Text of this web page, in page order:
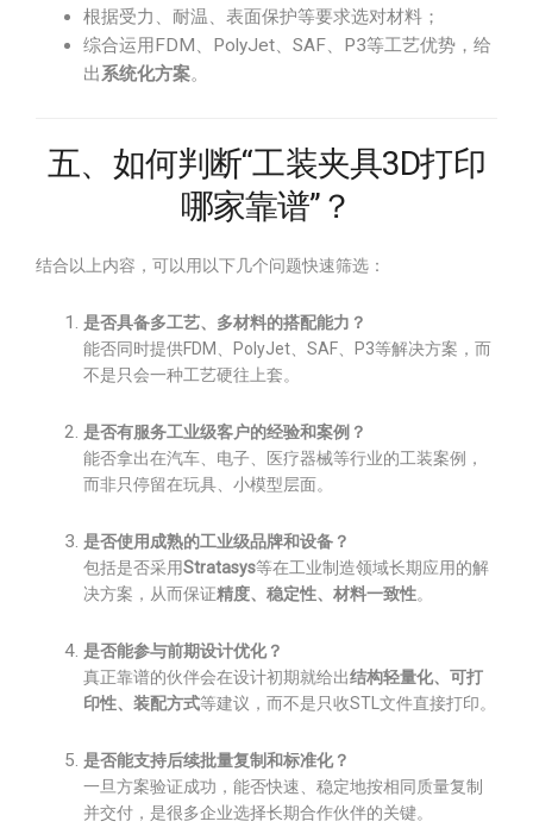
根据受力、耐温、表面保护等要求选对材料；
综合运用FDM、PolyJet、SAF、P3等工艺优势，给
出系统化方案。
五、如何判断“工装夹具3D打印
哪家靠谱”？
结合以上内容，可以用以下几个问题快速筛选：
是否具备多工艺、多材料的搭配能力？
能否同时提供FDM、PolyJet、SAF、P3等解决方案，而
不是只会一种工艺硬往上套。
是否有服务工业级客户的经验和案例？
能否拿出在汽车、电子、医疗器械等行业的工装案例，
而非只停留在玩具、小模型层面。
是否使用成熟的工业级品牌和设备？
包括是否采用Stratasys等在工业制造领域长期应用的解
决方案，从而保证精度、稳定性、材料一致性。
是否能参与前期设计优化？
真正靠谱的伙伴会在设计初期就给出结构轻量化、可打
印性、装配方式等建议，而不是只收STL文件直接打印。
是否能支持后续批量复制和标准化？
一旦方案验证成功，能否快速、稳定地按相同质量复制
并交付，是很多企业选择长期合作伙伴的关键。